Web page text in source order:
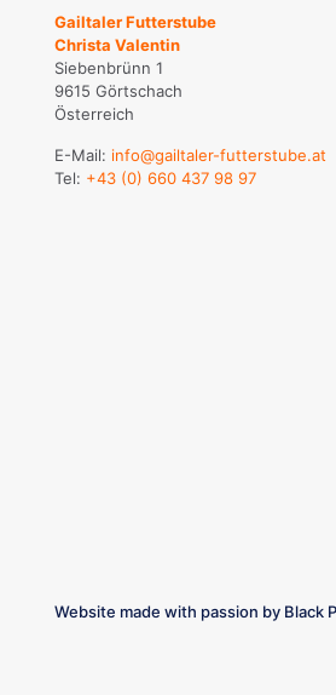
Gailtaler Futterstube
Christa Valentin
Siebenbrünn 1
9615 Görtschach
Österreich
E-Mail: info@gailtaler-futterstube.at
Tel: +43 (0) 660 437 98 97
Website made with passion by Black